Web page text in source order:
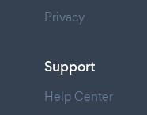
Privacy
Support
Help Center